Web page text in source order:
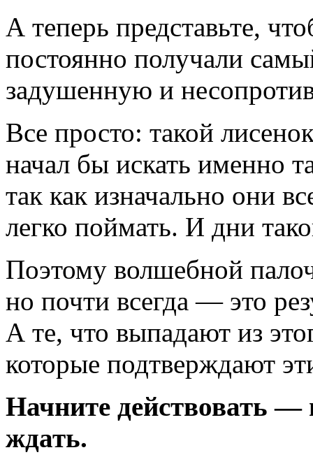
А теперь представьте,
постоянно получали
задушенную и
Все просто: такой
начал бы искать именно
так как изначально они
легко поймать. И дни
Поэтому волшебной
но почти всегда — это
А те, что выпадают из
которые подтверждают
Начните действовать —
ждать.